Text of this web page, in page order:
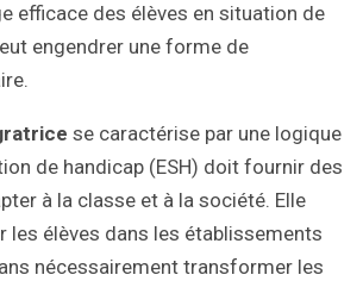
une prise en
handicap mais il
L’éducation
où l’élève en
efforts pour
consiste à
ordinaires, mais